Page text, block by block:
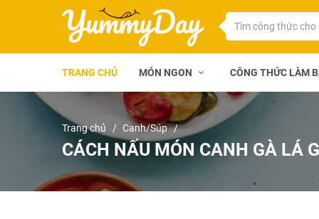
TRANG CHỦ MÓN NGON CÔNG THỨC LÀM
Trang chủ Canh/Súp
CÁCH NẤU MÓN CANH GÀ LÁ